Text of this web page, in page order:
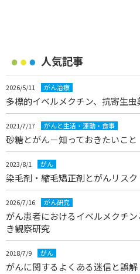
人気記事
2026/5/11 がん治療
多標的イベルメクチン、抗寄生
2021/7/17 がんと生活・運動・食事
砂糖とがん－知っておきたいこと
2023/8/1 がん
染毛剤・縮毛矯正剤とがんリスク
2026/7/16 がん研究
がん患者におけるイベルメクチ
き観察研究
2018/7/9 がん
がんに関するよくある迷信と誤解